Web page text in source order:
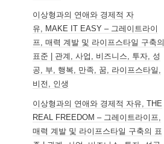
이상형과의 연애와 경제적 자
유, MAKE IT EASY – 그레이트라이
프, 매력 계발 및 라이프스타일 구축의
표준 | 관계, 사업, 비즈니스, 투자, 성
공, 부, 행복, 만족, 꿈, 라이프스타일,
비전, 인생
이상형과의 연애와 경제적 자유, THE
REAL FREEDOM – 그레이트라이프,
매력 계발 및 라이프스타일 구축의 표